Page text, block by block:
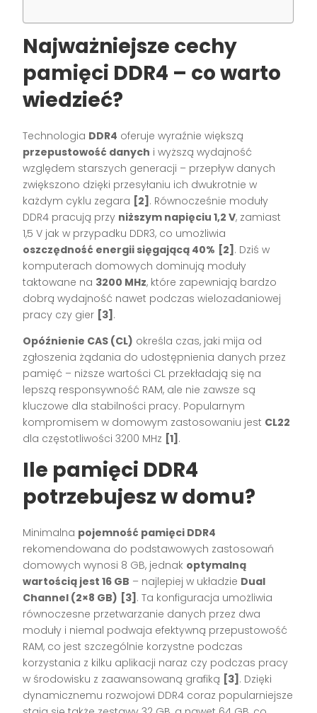
Najważniejsze cechy
pamięci DDR4 – co warto
wiedzieć?
Technologia DDR4 oferuje wyraźnie większą
przepustowość danych i wyższą wydajność
względem starszych generacji – przepływ danych
zwiększono dzięki przesyłaniu ich dwukrotnie w
każdym cyklu zegara [2] . Równocześnie moduły
DDR4 pracują przy niższym napięciu 1,2 V, zamiast
1,5 V jak w przypadku DDR3, co umożliwia
oszczędność energii sięgającą 40% [2] . Dziś w
komputerach domowych dominują moduły
taktowane na 3200 MHz, które zapewniają bardzo
dobrą wydajność nawet podczas wielozadaniowej
pracy czy gier [3] .
Opóźnienie CAS (CL) określa czas, jaki mija od
zgłoszenia żądania do udostępnienia danych przez
pamięć – niższe wartości CL przekładają się na
lepszą responsywność RAM, ale nie zawsze są
kluczowe dla stabilności pracy. Popularnym
kompromisem w domowym zastosowaniu jest CL22
dla częstotliwości 3200 MHz [1] .
Ile pamięci DDR4
potrzebujesz w domu?
Minimalna pojemność pamięci DDR4
rekomendowana do podstawowych zastosowań
domowych wynosi 8 GB, jednak optymalną
wartością jest 16 GB – najlepiej w układzie Dual
Channel (2×8 GB) [3] . Ta konfiguracja umożliwia
równoczesne przetwarzanie danych przez dwa
moduły i niemal podwaja efektywną przepustowość
RAM, co jest szczególnie korzystne podczas
korzystania z kilku aplikacji naraz czy podczas pracy
w środowisku z zaawansowaną grafiką [3] . Dzięki
dynamicznemu rozwojowi DDR4 coraz popularniejsze